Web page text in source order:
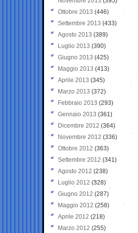
Ottobre 2013 (446)
Settembre 2013 (433)
Agosto 2013 (389)
Luglio 2013 (390)
Giugno 2013 (425)
Maggio 2013 (413)
Aprile 2013 (345)
Marzo 2013 (372)
Febbraio 2013 (293)
Gennaio 2013 (361)
Dicembre 2012 (364)
Novembre 2012 (336)
Ottobre 2012 (363)
Settembre 2012 (341)
Agosto 2012 (238)
Luglio 2012 (328)
Giugno 2012 (287)
Maggio 2012 (258)
Aprile 2012 (218)
Marzo 2012 (255)